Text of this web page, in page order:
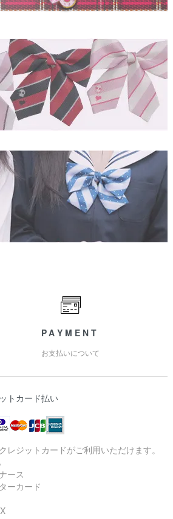
PAYMENT
お支払いについて
トカード払い
レジットカードがご利用いただけます。
ース
ーカード